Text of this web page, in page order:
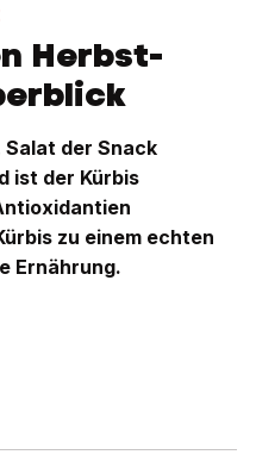
Herbst-
Salat der Snack
ist der Kürbis
zu einem echten
Ernährung.